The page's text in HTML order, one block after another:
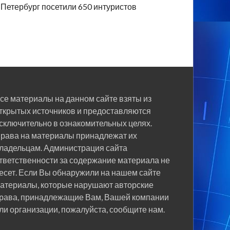
Петербург посетили 650 интуристов
материалы на данном сайте взяты из
источников и предоставляются
в ознакомительных целях.
на материалы принадлежат их
Администрация сайта
за содержание материала не
Если Вы обнаружили на нашем сайте
которые нарушают авторские
принадлежащие Вам, Вашей компании
организации, пожалуйста, сообщите нам.